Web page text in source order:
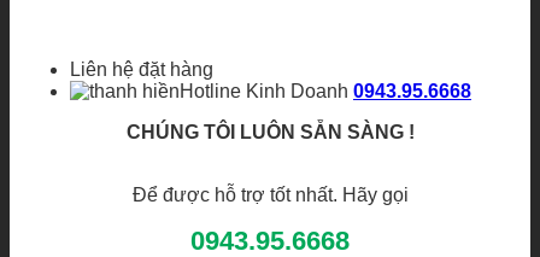
Liên hệ đặt hàng
Hotline Kinh Doanh 0943.95.6668
CHÚNG TÔI LUÔN SẴN SÀNG !
Để được hỗ trợ tốt nhất. Hãy gọi
0943.95.6668